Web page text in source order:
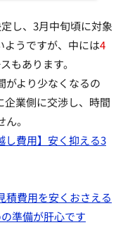
し、3月中旬頃に対象
ようですが、中には4
もあります。
がより少なくなるの
企業側に交渉し、時間
。
し費用】安く抑える3
積費用を安くおさえる
準備が肝心です